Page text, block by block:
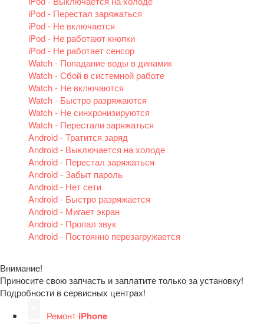
iPod - Перестал заряжаться
iPod - Не включается
iPod - Не работают кнопки
iPod - Не работает сенсор
Watch - Попадание воды в динамик
Watch - Сбой в системной работе
Watch - Не включаются
Watch - Быстро разряжаются
Watch - Не синхронизируются
Watch - Перестали заряжаться
Android - Тратится заряд
Android - Выключается на холоде
Android - Перестал заряжаться
Android - Забыт пароль
Android - Нет сети
Android - Быстро разряжается
Android - Мигает экран
Android - Пропал звук
Android - Постоянно перезагружается
Внимание!
Приносите свою запчасть и заплатите только за установку!
Подробности в сервисных центрах!
Ремонт iPhone